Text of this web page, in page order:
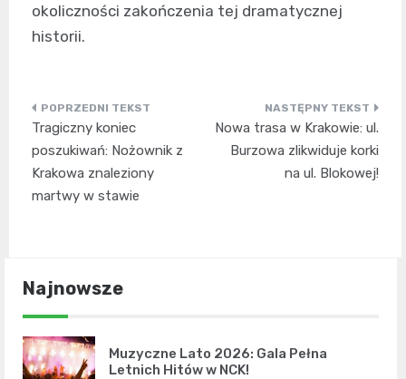
okoliczności zakończenia tej dramatycznej
historii.
Nawigacja
wpisu
Tragiczny koniec
poszukiwań: Nożownik z
Krakowa znaleziony
martwy w stawie
Nowa trasa w Krakowie: ul.
Burzowa zlikwiduje korki
na ul. Blokowej!
Najnowsze
Muzyczne Lato 2026: Gala Pełna
Letnich Hitów w NCK!